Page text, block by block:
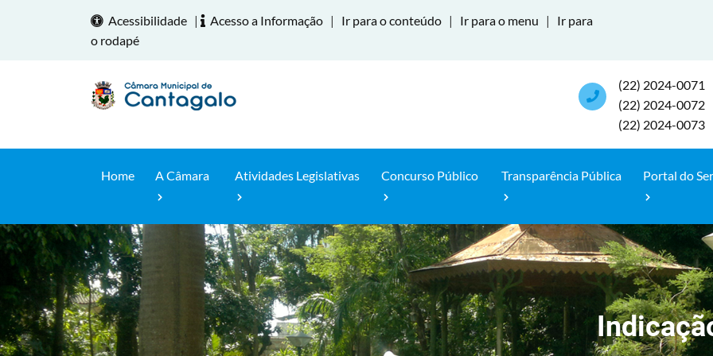
Acessibilidade | Acesso a Informação | Ir para o conteúdo | Ir para o menu |
Ir para
o rodapé
(22) 2024-0071
(22) 2024-0072
(22) 2024-0073
Home A Câmara Atividades Legislativas Concurso Público Transparência Pública Portal do